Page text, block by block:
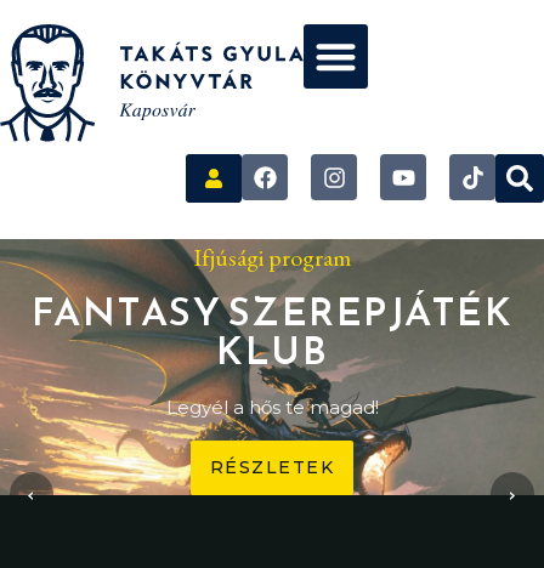
Ifjúsági program
FANTASY SZEREPJÁTÉK
KLUB
Legyél a hős te magad!
RÉSZLETEK
‹ ›